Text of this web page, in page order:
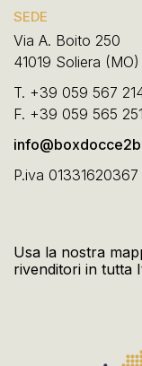
SEDE
Via A. Boito 250
41019 Soliera (MO)
T. +39 059 567
F. +39 059 565 251
P.iva 01331620367
Usa la nostra
rivenditori in tutta